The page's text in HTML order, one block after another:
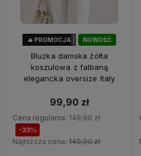
NOWOŚĆ
OKAZJA
🔥 PROMOCJA
Bluzka damska żółta
koszulowa z falbaną
elegancka oversize Italy
99,90 zł
Cena regularna: 149,90 zł
-33%
Najniższa cena: 149,90 zł